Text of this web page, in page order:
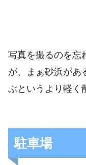
写真を撮るのを忘
が、まぁ砂浜があ
ぶというより軽く
駐車場